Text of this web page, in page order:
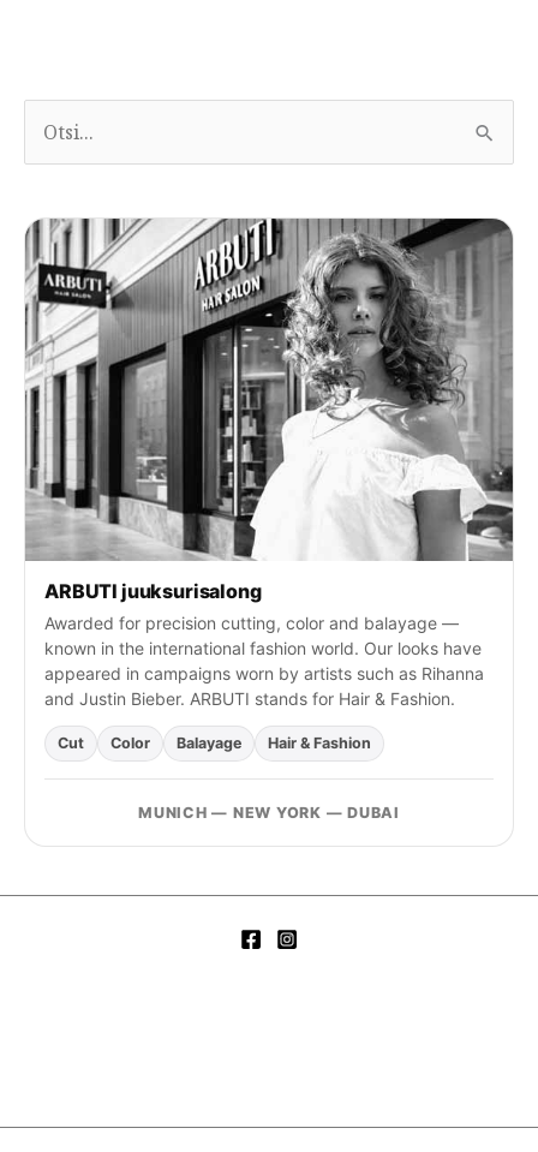
:
ARBUTI juuksurisalong
Awarded for precision cutting, color and balayage —
known in the international fashion world. Our looks have
appeared in campaigns worn by artists such as Rihanna
and Justin Bieber. ARBUTI stands for Hair & Fashion.
Cut Color Balayage Hair & Fashion
MUNICH — NEW YORK — DUBAI